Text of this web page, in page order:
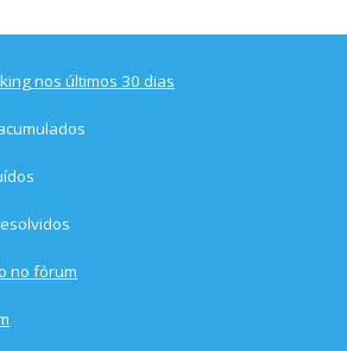
nos últimos 30 dias
no fórum